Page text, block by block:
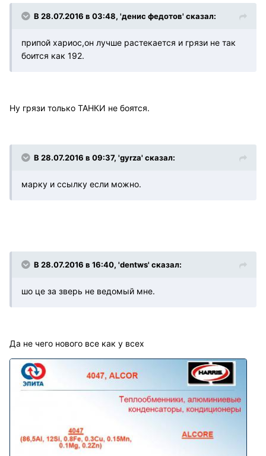
В 28.07.2016 в 03:48, 'денис федотов' сказал:
припой хариос,он лучше растекается и грязи не так
боится как 192.
Ну грязи только ТАНКИ не боятся.
В 28.07.2016 в 09:37, 'gyrza' сказал:
марку и ссылку если можно.
В 28.07.2016 в 16:40, 'dentws' сказал:
шо це за зверь не ведомый мне.
Да не чего нового все как у всех